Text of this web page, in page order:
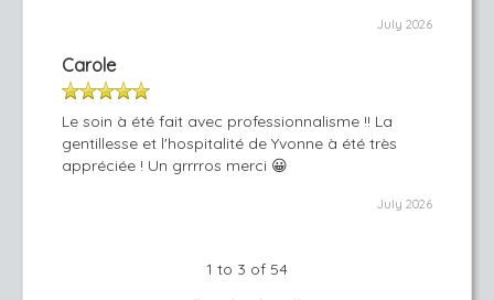
July 2026
Carole
Le soin à été fait avec professionnalisme !! La
gentillesse et l'hospitalité de Yvonne à été très
appréciée ! Un grrrros merci 😀
July 2026
1 to 3 of 54